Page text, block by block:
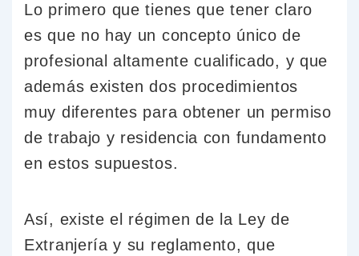
Lo primero que tienes que tener claro
es que no hay un concepto único de
profesional altamente cualificado, y que
además existen dos procedimientos
muy diferentes para obtener un permiso
de trabajo y residencia con fundamento
en estos supuestos.
Así, existe el régimen de la Ley de
Extranjería y su reglamento, que